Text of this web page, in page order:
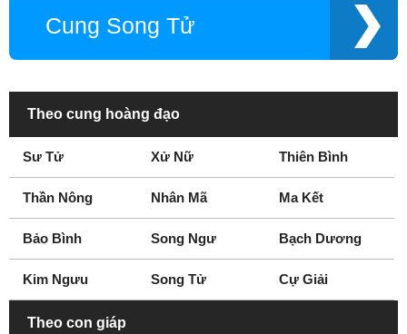
Cung Song Tử
Theo cung hoàng đạo
Sư Tử Xử Nữ Thiên Bình
Thần Nông Nhân Mã Ma Kết
Bảo Bình Song Ngư Bạch Dương
Kim Ngưu Song Tử Cự Giải
Theo con giáp